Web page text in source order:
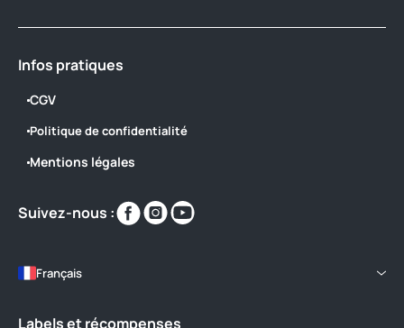
Infos pratiques
CGV
Politique de confidentialité
Mentions légales
Suivez-nous :
Retrouvez-
nous
https://www.facebook.com/
Retrouvez-
nous
https://www.instagram.com/
https://www.youtube.com/
Français
Labels et récompenses